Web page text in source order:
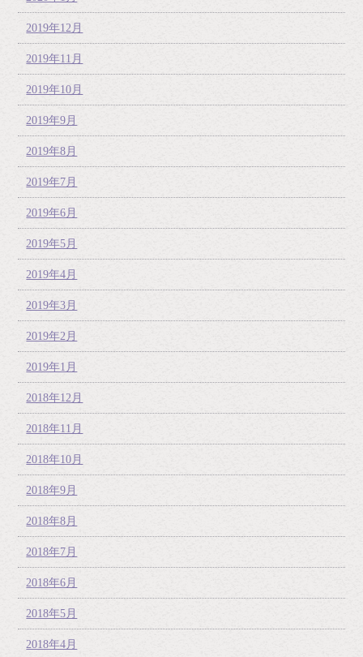
2019年12月
2019年11月
2019年10月
2019年9月
2019年8月
2019年7月
2019年6月
2019年5月
2019年4月
2019年3月
2019年2月
2019年1月
2018年12月
2018年11月
2018年10月
2018年9月
2018年8月
2018年7月
2018年6月
2018年5月
2018年4月